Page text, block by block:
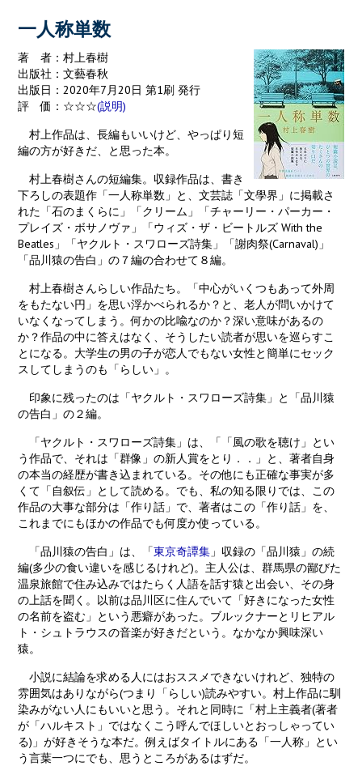
k
一人称単数
著 者：村上春樹
出版社：文藝春秋
出版日：2020年7月20日 第1刷 発行
評 価：☆☆☆(説明)
村上作品は、長編もいいけど、やっぱり短
編の方が好きだ、と思った本。
村上春樹さんの短編集。収録作品は、書き
下ろしの表題作「一人称単数」と、文芸誌「文學界」に掲載さ
れた「石のまくらに」「クリーム」「チャーリー・パーカー・
プレイズ・ボサノヴァ」「ウィズ・ザ・ビートルズ With the
Beatles」「ヤクルト・スワローズ詩集」「謝肉祭(Carnaval)」
「品川猿の告白」の７編の合わせて８編。
村上春樹さんらしい作品たち。「中心がいくつもあって外周
をもたない円」を思い浮かべられるか？と、老人が問いかけて
いなくなってしまう。何かの比喩なのか？深い意味があるの
か？作品の中に答えはなく、そうしたい読者が思いを巡らすこ
とになる。大学生の男の子が恋人でもない女性と簡単にセック
スしてしまうのも「らしい」。
印象に残ったのは「ヤクルト・スワローズ詩集」と「品川猿
の告白」の２編。
「ヤクルト・スワローズ詩集」は、「「風の歌を聴け」とい
う作品で、それは「群像」の新人賞をとり．．」と、著者自身
の本当の経歴が書き込まれている。その他にも正確な事実が多
くて「自叙伝」として読める。でも、私の知る限りでは、この
作品の大事な部分は「作り話」で、著者はこの「作り話」を、
これまでにもほかの作品でも何度か使っている。
「品川猿の告白」は、「東京奇譚集 」収録の「品川猿」の続
編(多少の食い違いを感じるけれど)。主人公は、群馬県の鄙びた
温泉旅館で住み込みではたらく人語を話す猿と出会い、その身
の上話を聞く。以前は品川区に住んでいて「好きになった女性
の名前を盗む」という悪癖があった。ブルックナーとリヒアル
ト・シュトラウスの音楽が好きだという。なかなか興味深い
猿。
小説に結論を求める人にはおススメできないけれど、独特の
雰囲気はありながら(つまり「らしい)読みやすい。村上作品に馴
染みがない人にもいいと思う。それと同時に「村上主義者(著者
が「ハルキスト」ではなくこう呼んでほしいとおっしゃってい
る)」が好きそうな本だ。例えばタイトルにある「一人称」とい
う言葉一つにでも、思うところがあるはずだ。